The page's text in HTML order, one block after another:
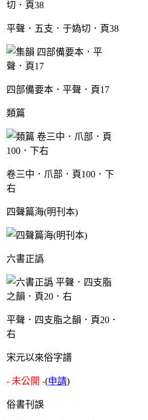
平聲．五支．于媯切．頁38
四部備要本．平聲．頁17
類篇
卷三中．爪部．頁100．下
右
四聲篇海(明刊本)
六書正譌
平聲．四支脂之韻．頁20．
右
宋元以來俗字譜
- 未公開 -(申請)
俗書刊誤